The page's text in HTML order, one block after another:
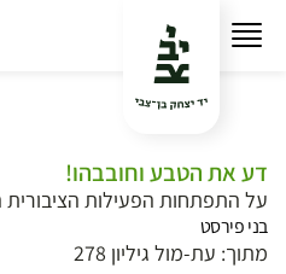
דע את הטבע וחובבהו!
על התפתחות הפעילות
בני פירסט
מתוך: עת-מול גיליון 278